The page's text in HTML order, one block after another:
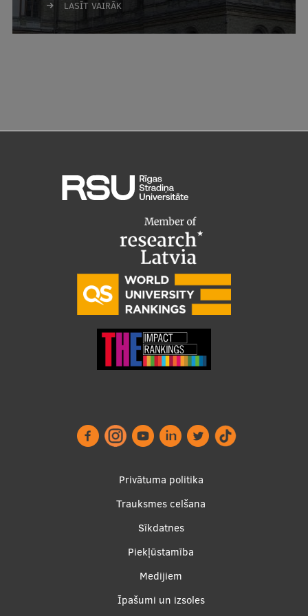
LASĪT VAIRĀK
Privātuma politika
Trauksmes celšana
Sīkdatnes
Piekļūstamība
Medijiem
Īpašumi un izsoles